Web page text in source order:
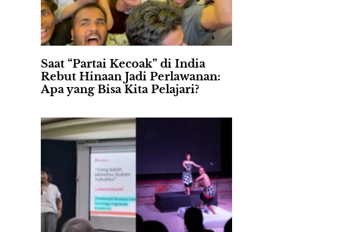
Saat “Partai Kecoak” di India
Rebut Hinaan Jadi Perlawanan:
Apa yang Bisa Kita Pelajari?